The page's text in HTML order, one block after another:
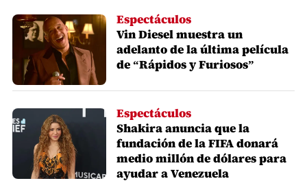
Espectáculos
Vin Diesel muestra un
adelanto de la última película
de “Rápidos y Furiosos”
Espectáculos
Shakira anuncia que la
fundación de la FIFA donará
medio millón de dólares para
ayudar a Venezuela